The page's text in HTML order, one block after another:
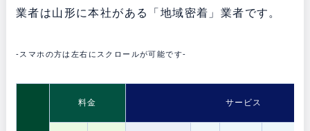
業者は山形に本社がある「地域密着」業者です。
-スマホの方は左右にスクロールが可能です-
料金 サービス